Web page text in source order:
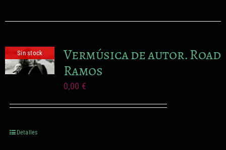
Sin stock
Vermúsica de autor. Road
Ramos
0,00 €
Detalles